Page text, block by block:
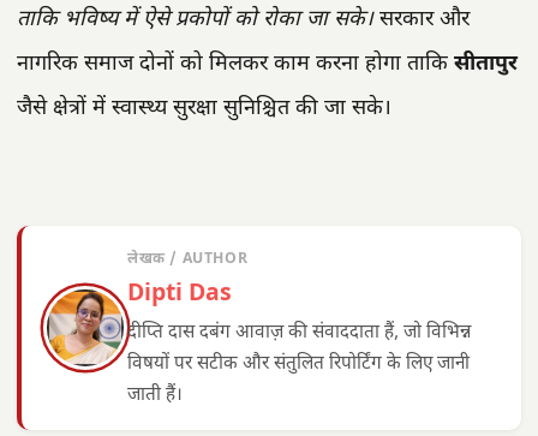
ताकि भविष्य में ऐसे प्रकोपों को रोका जा सके।सरकार और
नागरिक समाज दोनों को मिलकर काम करना होगा ताकि सीतापुर
जैसे क्षेत्रों में स्वास्थ्य सुरक्षा सुनिश्चित की जा सके।
लेखक / AUTHOR
Dipti Das
दीप्ति दास दबंग आवाज़ की संवाददाता हैं, जो विभिन्न
विषयों पर सटीक और संतुलित रिपोर्टिंग के लिए जानी
जाती हैं।